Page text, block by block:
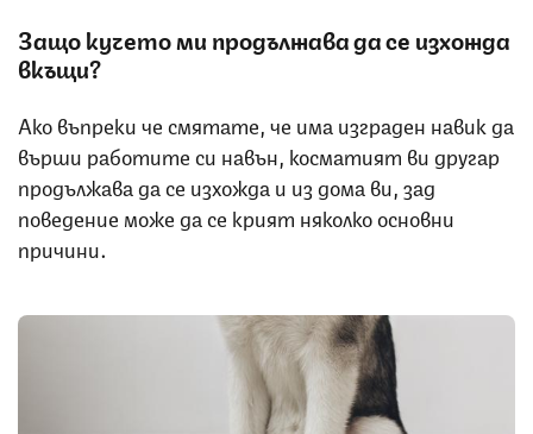
Защо кучето ми продължава да се изхожда
вкъщи?
Ако въпреки че смятате, че има изграден навик да
върши работите си навън, косматият ви другар
продължава да се изхожда и из дома ви, зад
поведение може да се крият няколко основни
причини.